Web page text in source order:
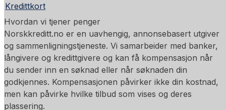
Kredittkort
Hvordan vi tjener penger
Norskkreditt.no er en uavhengig, annonsebasert utgiver
og sammenligningstjeneste. Vi samarbeider med banker,
långivere og kredittgivere og kan få kompensasjon når
du sender inn en søknad eller når søknaden din
godkjennes. Kompensasjonen påvirker ikke din kostnad,
men kan påvirke hvilke tilbud som vises og deres
plassering.